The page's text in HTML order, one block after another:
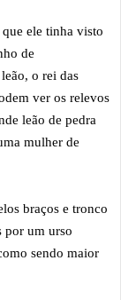
ele tinha visto
de
o rei das
ver os relevos
leão de pedra
mulher de
braços e tronco
por um urso
sendo maior